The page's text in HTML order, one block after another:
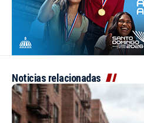
Noticias relacionadas